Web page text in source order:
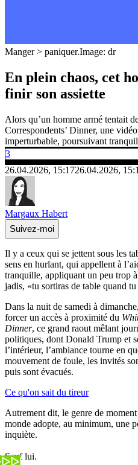
Manger > paniquer.Image: dr
En plein chaos, cet
finir son assiette
Alors qu’un homme armé tentait
Correspondents’ Dinner, une
imperturbable, poursuivant
3
26.04.2026, 15:1726.04.2026,
Margaux Habert
Suivez-moi
Il y a ceux qui se jettent sous les
sens en hurlant, qui appellent à
tranquille, appliquant un peu trop
jadis, «tu sortiras de table quand
Dans la nuit de samedi à
forcer un accès à proximité du
Dinner, ce grand raout mêlant
politiques, dont Donald Trump et
l’intérieur, l’ambiance tourne en
mouvement de foule, les invités
puis sont évacués.
Ce qu'on sait du tireur
Autrement dit, le genre de
monde adopte, au minimum, une
inquiète.
Sauf lui.